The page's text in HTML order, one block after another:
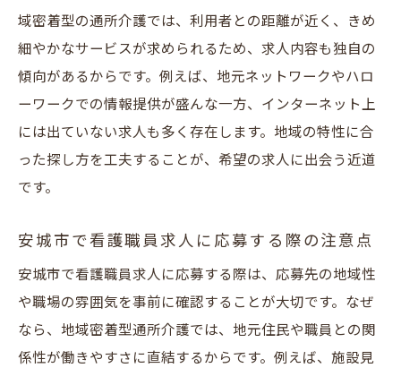
域密着型の通所介護では、利用者との距離が近く、きめ
細やかなサービスが求められるため、求人内容も独自の
傾向があるからです。例えば、地元ネットワークやハロ
ーワークでの情報提供が盛んな一方、インターネット上
には出ていない求人も多く存在します。地域の特性に合
った探し方を工夫することが、希望の求人に出会う近道
です。
安城市で看護職員求人に応募する際の注意点
安城市で看護職員求人に応募する際は、応募先の地域性
や職場の雰囲気を事前に確認することが大切です。なぜ
なら、地域密着型通所介護では、地元住民や職員との関
係性が働きやすさに直結するからです。例えば、施設見